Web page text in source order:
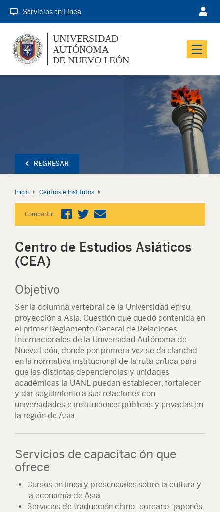
Servicios en Línea
Menu
UNIVERSIDAD
AUTÓNOMA
DE NUEVO LEÓN
REGRESAR
Inicio Centros e Institutos
Compartir:
Centro de Estudios Asiáticos
(CEA)
Objetivo
Ser la columna vertebral de la Universidad en su
proyección a Asia. Cuestión que quedó contenida en
el primer Reglamento General de Relaciones
Internacionales de la Universidad Autónoma de
Nuevo León, donde por primera vez se da claridad
en la normativa institucional de la ruta crítica para
que las distintas dependencias y unidades
académicas la UANL puedan establecer, fortalecer
y dar seguimiento a sus relaciones con
universidades e instituciones públicas y privadas en
la región de Asia.
Servicios de capacitación que
ofrece
Cursos en línea y presenciales sobre la cultura y
la economía de Asia.
Servicios de traducción chino–coreano–japonés.